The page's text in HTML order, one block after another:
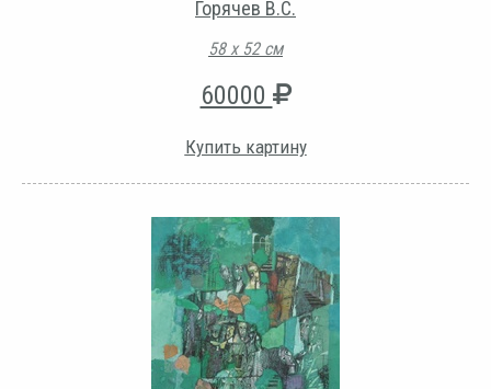
Горячев В.С.
58 х 52 см
60000
Купить картину